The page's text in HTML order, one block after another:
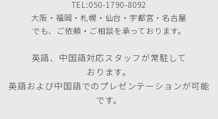
TEL:050-1790-8092
大阪・福岡・札幌・仙台・宇都宮・名古屋
でも、ご依頼・ご相談を承っております。
英語、中国語対応スタッフが常駐して
おります。
英語および中国語でのプレゼンテーションが可能
です。